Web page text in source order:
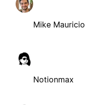
Mike Mauricio
Notionmax